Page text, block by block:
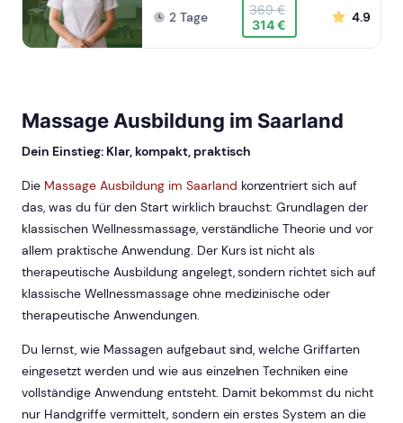
2 Tage
369 €
314 €
4.9
Massage Ausbildung im Saarland
Dein Einstieg: Klar, kompakt, praktisch
Die Massage Ausbildung im Saarland konzentriert sich auf
das, was du für den Start wirklich brauchst: Grundlagen der
klassischen Wellnessmassage, verständliche Theorie und vor
allem praktische Anwendung. Der Kurs ist nicht als
therapeutische Ausbildung angelegt, sondern richtet sich auf
klassische Wellnessmassage ohne medizinische oder
therapeutische Anwendungen.
Du lernst, wie Massagen aufgebaut sind, welche Griffarten
eingesetzt werden und wie aus einzelnen Techniken eine
vollständige Anwendung entsteht. Damit bekommst du nicht
nur Handgriffe vermittelt, sondern ein erstes System an die